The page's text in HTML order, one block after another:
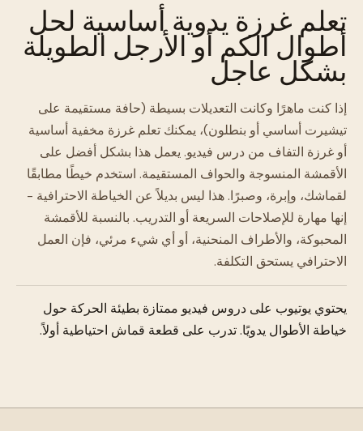
تعلم غرزة يدوية أساسية لحل
أطوال الكم أو الأرجل الطويلة
بشكل عاجل
إذا كنت ماهرًا وكانت التعديلات بسيطة (حافة مستقيمة على
تيشيرت أساسي أو بنطلون)، يمكنك تعلم غرزة مخفية أساسية
أو غرزة التفاف من درس فيديو. يعمل هذا بشكل أفضل على
الأقمشة المنسوجة والحواف المستقيمة. استخدم خيطًا مطابقًا
لقماشك، وإبرة، وصبرًا. هذا ليس بديلاً عن الخياطة الاحترافية -
إنها مهارة للإصلاحات السريعة أو التدريب. بالنسبة للأقمشة
المحبوكة، والأطراف المنحنية، أو أي شيء مرئي، فإن العمل
الاحترافي يستحق التكلفة.
يحتوي يوتيوب على دروس فيديو ممتازة بطيئة الحركة حول
خياطة الأطوال يدويًا. تدرب على قطعة قماش احتياطية أولاً.